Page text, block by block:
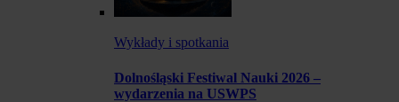
Wykłady i spotkania
Dolnośląski Festiwal Nauki 2026 –
wydarzenia na USWPS